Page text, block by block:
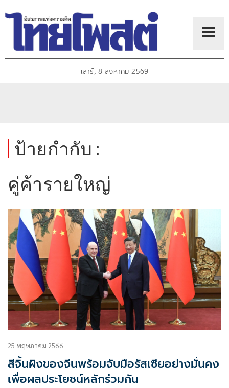
เสาร์, 8 สิงหาคม 2569
ป้ายกำกับ :
คู่ค้ารายใหญ่
25 พฤษภาคม 2566
สีจิ้นผิงของจีนพร้อมจับมือรัสเซียอย่างมั่นคง
เพื่อผลประโยชน์หลักร่วมกัน